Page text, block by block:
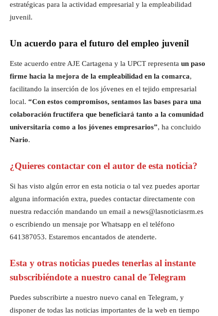
estratégicas para la actividad empresarial y la empleabilidad
juvenil.
Un acuerdo para el futuro del empleo juvenil
Este acuerdo entre AJE Cartagena y la UPCT representa un paso
firme hacia la mejora de la empleabilidad en la comarca,
facilitando la inserción de los jóvenes en el tejido empresarial
local. “Con estos compromisos, sentamos las bases para una
colaboración fructífera que beneficiará tanto a la comunidad
universitaria como a los jóvenes empresarios”, ha concluido
Nario.
¿Quieres contactar con el autor de esta noticia?
Si has visto algún error en esta noticia o tal vez puedes aportar
alguna información extra, puedes contactar directamente con
nuestra redacción mandando un email a news@lasnoticiasrm.es
o escribiendo un mensaje por Whatsapp en el teléfono
641387053. Estaremos encantados de atenderte.
Esta y otras noticias puedes tenerlas al instante
subscribiéndote a nuestro canal de Telegram
Puedes subscribirte a nuestro nuevo canal en Telegram, y
disponer de todas las noticias importantes de la web en tiempo